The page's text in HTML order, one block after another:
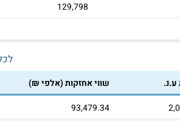
129,798
ע.נ.
שווי אחזקות (אלפי ₪)
93,479.34